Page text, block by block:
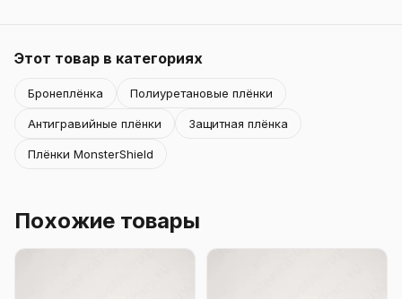
Этот товар в категориях
Бронеплёнка Полиуретановые плёнки
Антигравийные плёнки Защитная плёнка
Плёнки MonsterShield
Похожие товары